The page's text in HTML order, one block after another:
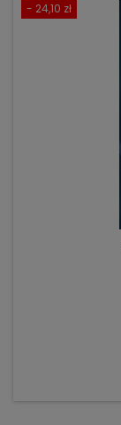
- 24,10 zł